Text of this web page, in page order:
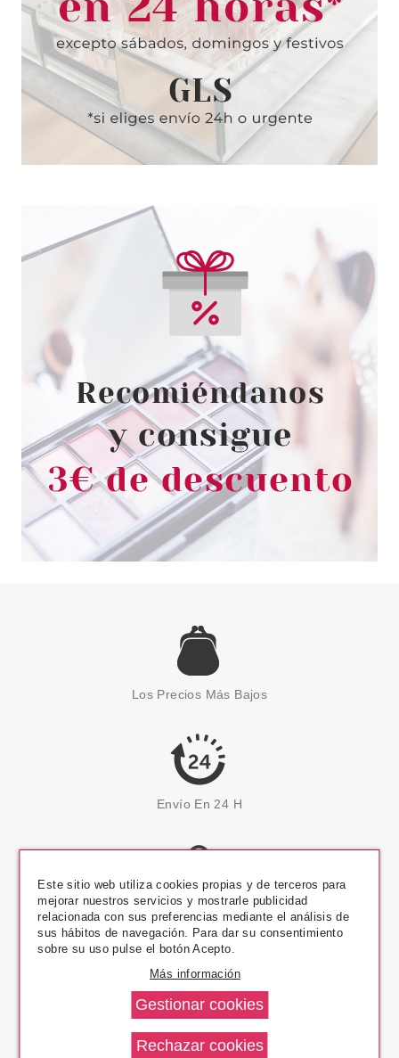
Los Precios Más Bajos
Envío En 24 H
Pago Seguro
14 Días Devolución
Este sitio web utiliza cookies propias y de terceros para
mejorar nuestros servicios y mostrarle publicidad
relacionada con sus preferencias mediante el análisis de
sus hábitos de navegación. Para dar su consentimiento
sobre su uso pulse el botón Acepto.
Más información